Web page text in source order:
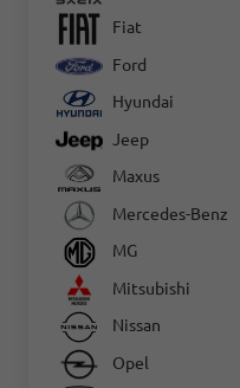
Fiat
Ford
Hyundai
Jeep
Maxus
Mercedes-Benz
MG
Mitsubishi
Nissan
Opel